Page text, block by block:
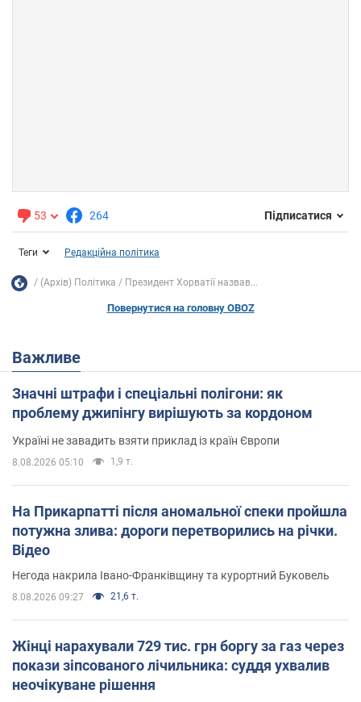
53 264 Підписатися
Теги Редакційна політика
(Архів) Політика Президент Хорватії назвав...
Повернутися на головну OBOZ
Важливе
Значні штрафи і спеціальні полігони: як
проблему джипінгу вирішують за кордоном
Україні не завадить взяти приклад із країн Європи
8.08.2026 05:10 1,9 т.
На Прикарпатті після аномальної спеки пройшла
потужна злива: дороги перетворились на річки.
Відео
Негода накрила Івано-Франківщину та курортний Буковель
8.08.2026 09:27 21,6 т.
Жінці нарахували 729 тис. грн боргу за газ через
покази зіпсованого лічильника: суддя ухвалив
неочікуване рішення